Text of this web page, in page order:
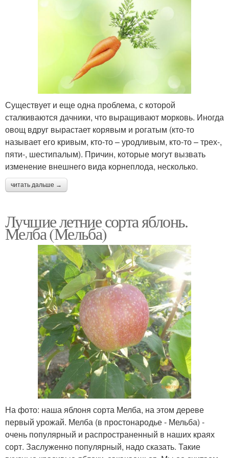
Существует и еще одна проблема, с которой
сталкиваются дачники, что выращивают морковь. Иногда
овощ вдруг вырастает корявым и рогатым (кто-то
называет его кривым, кто-то – уродливым, кто-то – трех-,
пяти-, шестипалым). Причин, которые могут вызвать
изменение внешнего вида корнеплода, несколько.
читать дальше →
Лучшие летние сорта яблонь.
Мелба (Мельба)
На фото: наша яблоня сорта Мелба, на этом дереве
первый урожай. Мелба (в простонародье - Мельба) -
очень популярный и распространенный в наших краях
сорт. Заслуженно популярный, надо сказать. Такие